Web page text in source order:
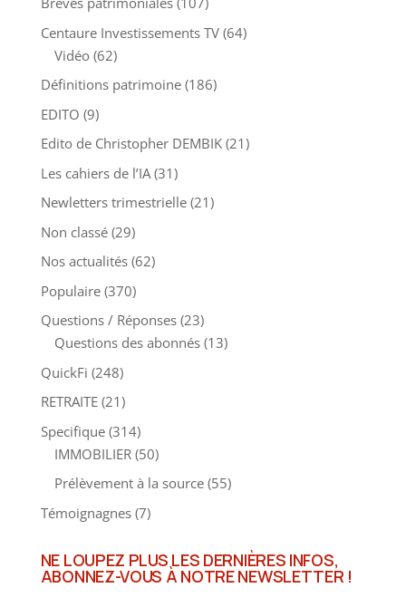
Brèves patrimoniales(107)
Centaure Investissements TV (64)
Vidéo(62)
Définitions patrimoine (186)
EDITO (9)
Edito de Christopher DEMBIK(21)
Les cahiers de l’IA(31)
Newletters trimestrielle (21)
Non classé (29)
Nos actualités(62)
Populaire (370)
Questions / Réponses(23)
Questions des abonnés(13)
QuickFi (248)
RETRAITE(21)
Specifique (314)
IMMOBILIER(50)
Prélèvement à la source (55)
Témoignagnes(7)
NE LOUPEZ PLUS LES DERNIÈRES INFOS,
ABONNEZ-VOUS À NOTRE NEWSLETTER !